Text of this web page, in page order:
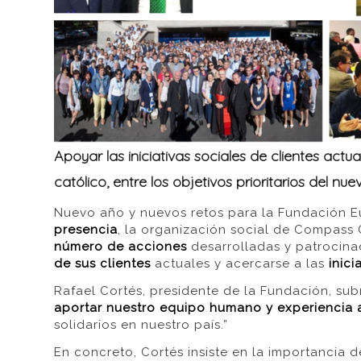
Apoyar las iniciativas sociales de clientes
católico, entre los objetivos prioritarios del
Nuevo año y nuevos retos para la Fundación
presencia, la organización social de
número de acciones desarrolladas y
de sus clientes actuales y acercarse a las
Rafael Cortés, presidente de la Fundación,
aportar nuestro equipo humano y experiencia
solidarios en nuestro país.”
En concreto, Cortés insiste en la importancia